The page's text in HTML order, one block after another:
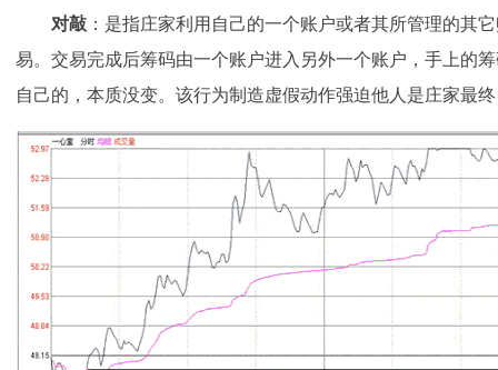
对敲 ：是指庄家利用自己的一个账户或者其所管理的其
易。交易完成后筹码由一个账户进入另外一个账户，手上的
自己的，本质没变。该行为制造虚假动作强迫他人是庄家最